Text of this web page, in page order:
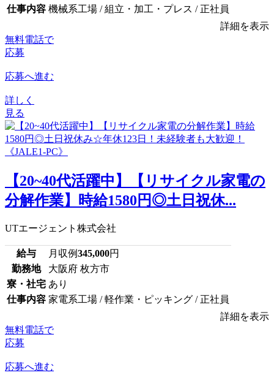
仕事内容 機械系工場 / 組立・加工・プレス / 正社員
詳細を表示
無料電話で
応募
応募へ進む
詳しく
見る
【20~40代活躍中】【リサイクル家電の
分解作業】時給1580円◎土日祝休...
UTエージェント株式会社
給与 月収例345,000円
勤務地
大阪府 枚方市
寮・社宅 あり
仕事内容 家電系工場 / 軽作業・ピッキング / 正社員
詳細を表示
無料電話で
応募
応募へ進む